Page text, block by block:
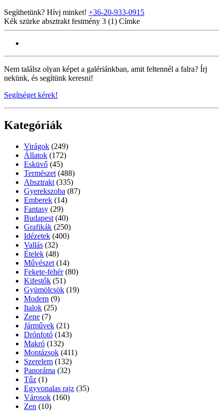
Segíthetünk? Hívj minket! +36-20-933-0915
Kék szürke absztrakt festmény 3 (1) Címke
Nem találsz olyan képet a galériánkban, amit feltennél a falra? Írj
nekünk, és segítünk keresni!
Segítséget kérek!
Kategóriák
Virágok (249)
Állatok (172)
Esküvő (45)
Természet (488)
Absztrakt (335)
Gyerekszoba (87)
Emberek (14)
Fantasy (29)
Budapest (40)
Grafikák (250)
Idézetek (400)
Vallás (32)
Ételek (48)
Művészet (14)
Fekete-fehér (80)
Kifestők (51)
Gyümölcsök (19)
Modern (9)
Italok (25)
Zene (7)
Járművek (21)
Drónfotó (143)
Makró (132)
Montázsok (411)
Szerelem (132)
Panoráma (32)
Tűz (1)
Egyvonalas rajz (35)
Városok (160)
Zen (10)